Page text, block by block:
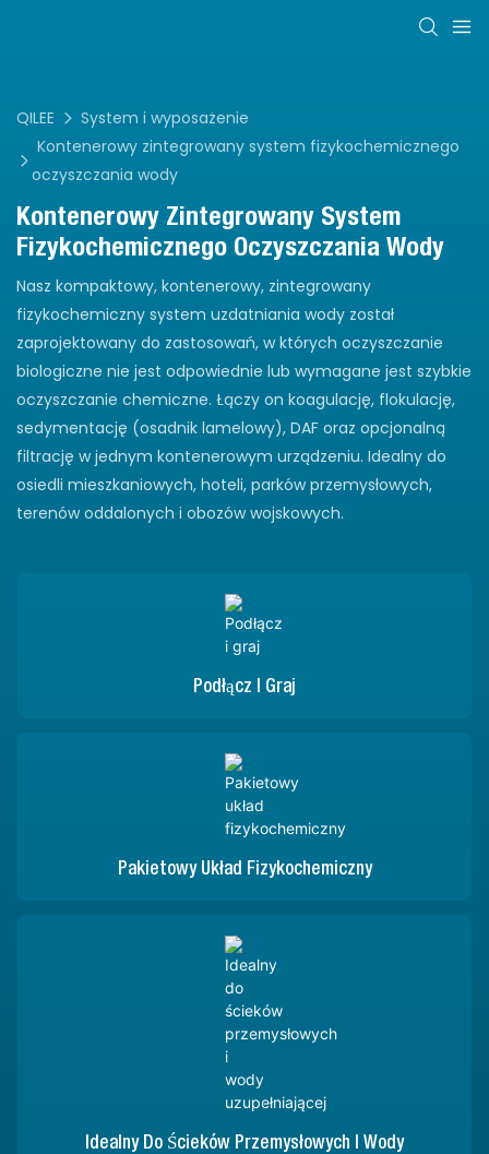
QILEE
System i wyposażenie
Kontenerowy zintegrowany system fizykochemicznego
oczyszczania wody
Kontenerowy Zintegrowany System
Fizykochemicznego Oczyszczania Wody
Nasz kompaktowy, kontenerowy, zintegrowany
fizykochemiczny system uzdatniania wody został
zaprojektowany do zastosowań, w których oczyszczanie
biologiczne nie jest odpowiednie lub wymagane jest szybkie
oczyszczanie chemiczne. Łączy on koagulację, flokulację,
sedymentację (osadnik lamelowy), DAF oraz opcjonalną
filtrację w jednym kontenerowym urządzeniu. Idealny do
osiedli mieszkaniowych, hoteli, parków przemysłowych,
terenów oddalonych i obozów wojskowych.
Podłącz I Graj
Pakietowy Układ Fizykochemiczny
Idealny Do Ścieków Przemysłowych I Wody